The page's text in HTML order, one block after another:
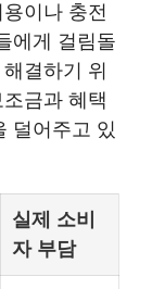
이나 충전
에게 걸림돌
결하기 위
금과 혜택
덜어주고 있
실제 소비
자 부담